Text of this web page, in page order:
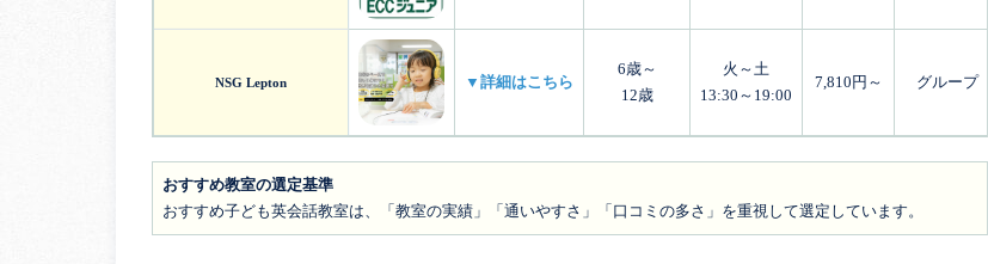
NSG Lepton ▼詳細はこちら
6歳～
12歳
火～土
13:30～19:00
7,810円～ グループ
おすすめ教室の選定基準
おすすめ子ども英会話教室は、「教室の実績」「通いやすさ」「口コミの多さ」を重視して選定しています。